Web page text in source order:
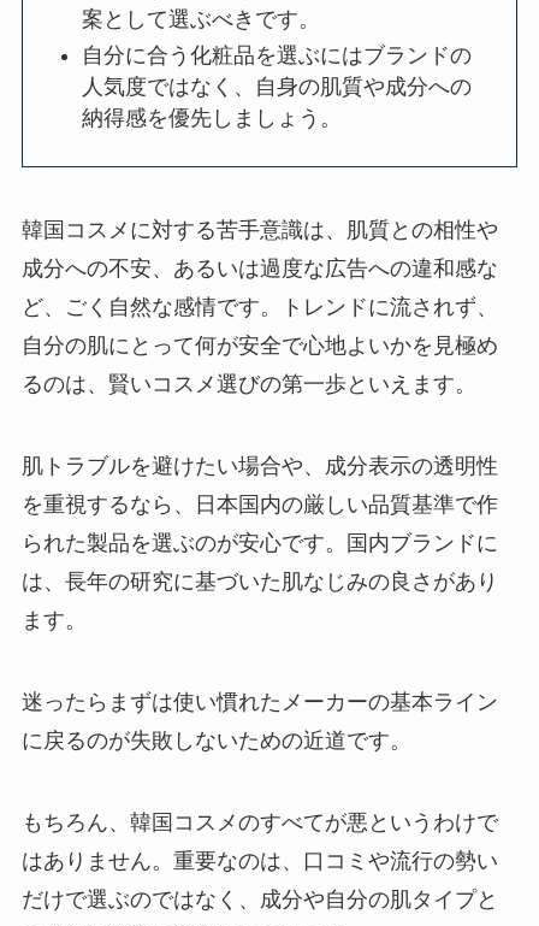
案として選ぶべきです。
自分に合う化粧品を選ぶにはブランドの
人気度ではなく、自身の肌質や成分への
納得感を優先しましょう。
韓国コスメに対する苦手意識は、肌質との相性や
成分への不安、あるいは過度な広告への違和感な
ど、ごく自然な感情です。トレンドに流されず、
自分の肌にとって何が安全で心地よいかを見極め
るのは、賢いコスメ選びの第一歩といえます。
肌トラブルを避けたい場合や、成分表示の透明性
を重視するなら、日本国内の厳しい品質基準で作
られた製品を選ぶのが安心です。国内ブランドに
は、長年の研究に基づいた肌なじみの良さがあり
ます。
迷ったらまずは使い慣れたメーカーの基本ライン
に戻るのが失敗しないための近道です。
もちろん、韓国コスメのすべてが悪というわけで
はありません。重要なのは、口コミや流行の勢い
だけで選ぶのではなく、成分や自分の肌タイプと